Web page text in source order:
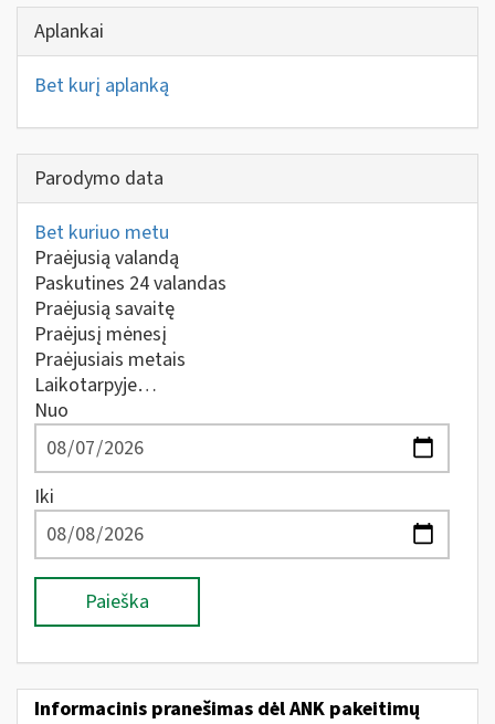
Aplankai
Bet kurį aplanką
Parodymo data
Bet kuriuo metu
Praėjusią valandą
Paskutines 24 valandas
Praėjusią savaitę
Praėjusį mėnesį
Praėjusiais metais
Laikotarpyje…
Nuo
Iki
Paieška
Informacinis pranešimas dėl ANK pakeitimų